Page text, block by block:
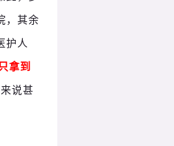
，其余
护人
拿到
说甚